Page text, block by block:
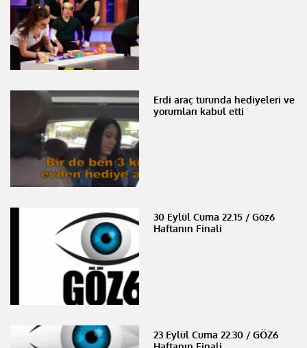
Erdi araç turunda hediyeleri ve
yorumları kabul etti
30 Eylül Cuma 22.15 / Göz6
Haftanın Finali
23 Eylül Cuma 22.30 / GÖZ6